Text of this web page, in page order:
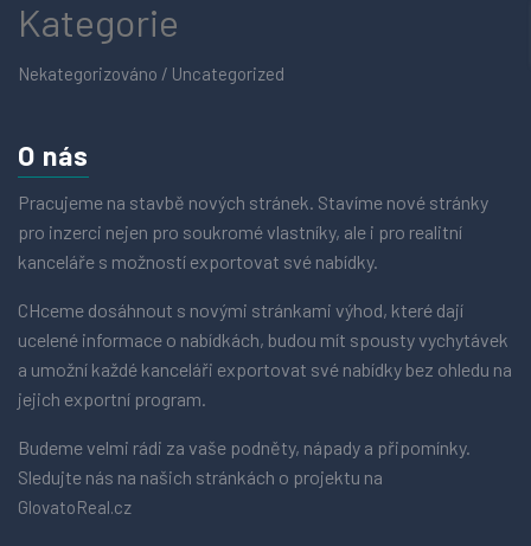
Kategorie
Nekategorizováno / Uncategorized
O nás
Pracujeme na stavbě nových stránek. Stavíme nové stránky
pro inzerci nejen pro soukromé vlastníky, ale i pro realitní
kanceláře s možností exportovat své nabídky.
CHceme dosáhnout s novými stránkami výhod, které dají
ucelené informace o nabídkách, budou mít spousty vychytávek
a umožní každé kanceláři exportovat své nabídky bez ohledu na
jejich exportní program.
Budeme velmi rádi za vaše podněty, nápady a připomínky.
Sledujte nás na našich stránkách o projektu na
GlovatoReal.cz